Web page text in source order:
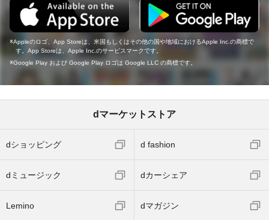
Appleのロゴ、App Storeは、米国もしくはその他の国や地域におけるApple Inc.の商標で
す。App Storeは、Apple Inc.のサービスマークです。
Google Play および Google Play ロゴは Google LLC の商標です。
dマーケットストア
dショッピング d fashion
dミュージック dカーシェア
Lemino dマガジン